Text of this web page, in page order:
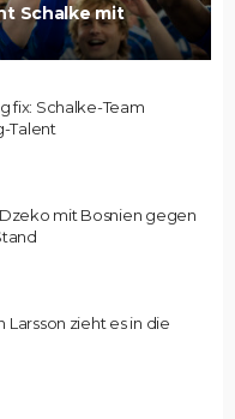
Schalke mit
fix: Schalke-Team
Talent
mit Bosnien gegen
zieht es in die